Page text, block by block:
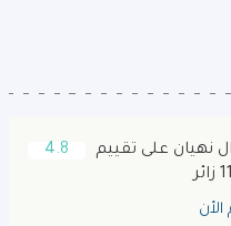
نهيان على تقييم
4.8
الأن